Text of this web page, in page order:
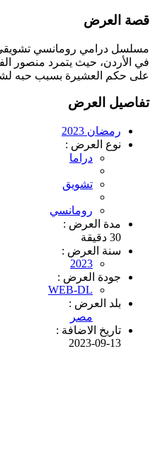
قصة العرض
مسلسل درامي رومانسي تشويقي،
في الأردن، حيث يتمرد منصور
على حكم العشيرة بسبب حبه
تفاصيل العرض
رمضان 2023
نوع العرض :
دراما
تشويق
رومانسي
مدة العرض :
30 دقيقة
سنة العرض :
2023
جودة العرض :
WEB-DL
بلد العرض :
مصر
تاريخ الاضافة :
2023-09-13